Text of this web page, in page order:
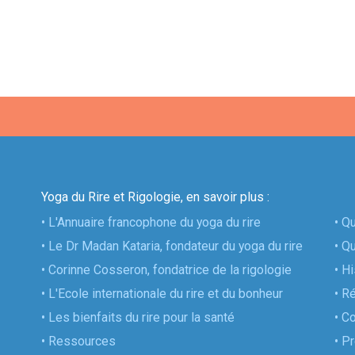
Yoga du Rire et Rigologie, en savoir plus :
• L'Annuaire francophone du yoga du rire
•
• Le Dr Madan Kataria, fondateur du yoga du rire
•
• Corinne Cosseron, fondatrice de la rigologie
•
• L'Ecole internationale du rire et du bonheur
•
• Les bienfaits du rire pour la santé
•
• Ressources
•